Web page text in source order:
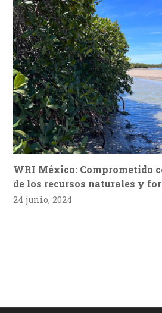
WRI México: Comprometido
de los recursos naturales y
24 junio, 2024